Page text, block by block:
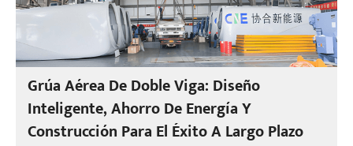
Grúa Aérea De Doble Viga: Diseño
Inteligente, Ahorro De Energía Y
Construcción Para El Éxito A Largo Plazo